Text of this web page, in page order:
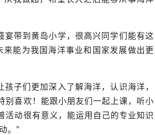
宴带到黄岛小学，很高兴同学们能有这
能为我国海洋事业和国家发展做出更
子们更加深入了解海洋，认识海洋，
别喜欢！能跟小朋友们一起上课，听小
活动很有意义，能运用自己的专业知识
。”